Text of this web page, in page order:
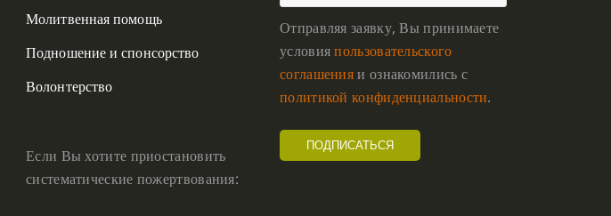
Молитвенная помощь
Подношение и спонсорство
Волонтерство
Если Вы хотите приостановить
систематические пожертвования:
Отправляя заявку, Вы принимаете
условияпользовательского
соглашенияи ознакомились с
политикой конфиденциальности.